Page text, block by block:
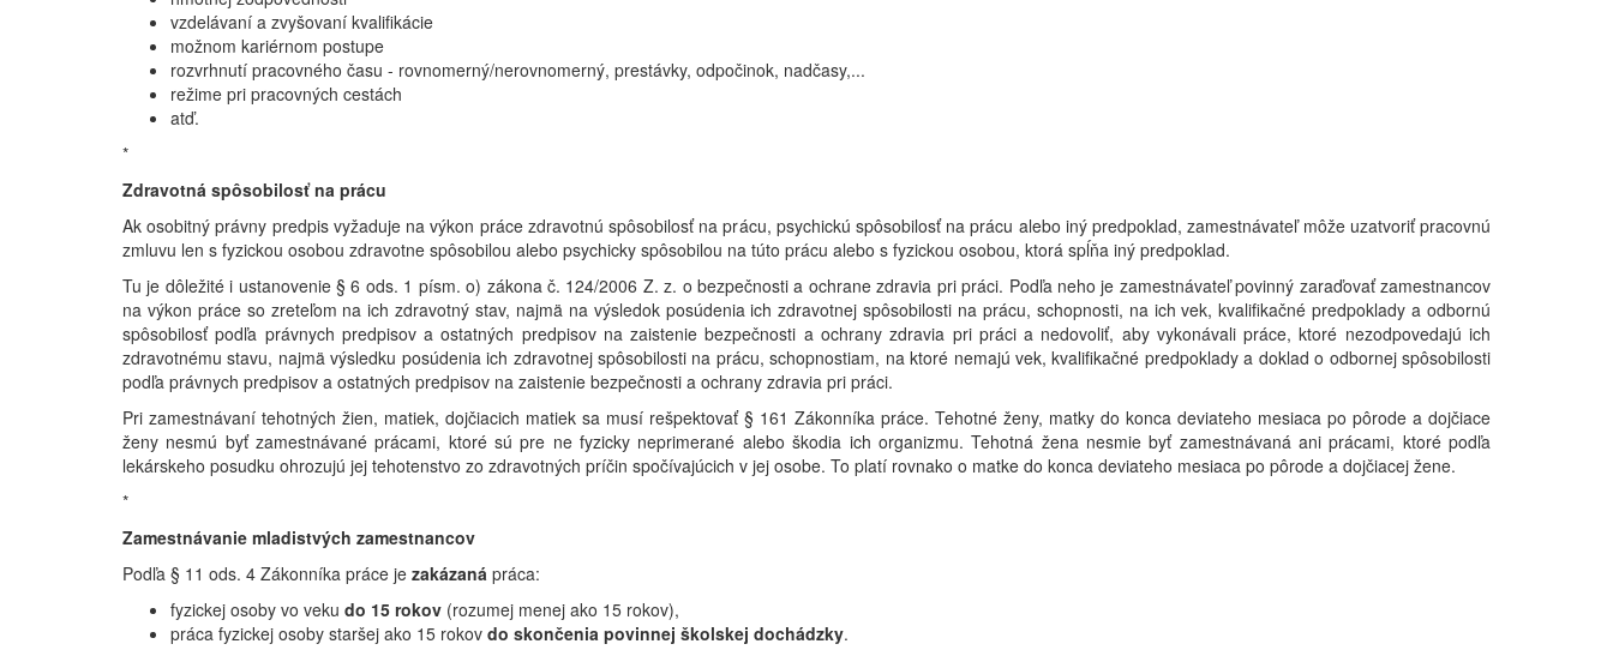
vzdelávaní a zvyšovaní kvalifikácie
možnom kariérnom postupe
rozvrhnutí pracovného času - rovnomerný/nerovnomerný, prestávky, odpočinok, nadčasy,...
režime pri pracovných cestách
atď.
*
Zdravotná spôsobilosť na prácu
Ak osobitný právny predpis vyžaduje na výkon práce zdravotnú spôsobilosť na prácu, psychickú spôsobilosť na prácu alebo iný predpoklad, zamestnávateľ môže uzatvoriť pracovnú
zmluvu len s fyzickou osobou zdravotne spôsobilou alebo psychicky spôsobilou na túto prácu alebo s fyzickou osobou, ktorá spĺňa iný predpoklad.
Tu je dôležité i ustanovenie § 6 ods. 1 písm. o) zákona č. 124/2006 Z. z. o bezpečnosti a ochrane zdravia pri práci. Podľa neho je zamestnávateľ povinný zaraďovať zamestnancov
na výkon práce so zreteľom na ich zdravotný stav, najmä na výsledok posúdenia ich zdravotnej spôsobilosti na prácu, schopnosti, na ich vek, kvalifikačné predpoklady a odbornú
spôsobilosť podľa právnych predpisov a ostatných predpisov na zaistenie bezpečnosti a ochrany zdravia pri práci a nedovoliť, aby vykonávali práce, ktoré nezodpovedajú ich
zdravotnému stavu, najmä výsledku posúdenia ich zdravotnej spôsobilosti na prácu, schopnostiam, na ktoré nemajú vek, kvalifikačné predpoklady a doklad o odbornej spôsobilosti
podľa právnych predpisov a ostatných predpisov na zaistenie bezpečnosti a ochrany zdravia pri práci.
Pri zamestnávaní tehotných žien, matiek, dojčiacich matiek sa musí rešpektovať § 161 Zákonníka práce. Tehotné ženy, matky do konca deviateho mesiaca po pôrode a dojčiace
ženy nesmú byť zamestnávané prácami, ktoré sú pre ne fyzicky neprimerané alebo škodia ich organizmu. Tehotná žena nesmie byť zamestnávaná ani prácami, ktoré podľa
lekárskeho posudku ohrozujú jej tehotenstvo zo zdravotných príčin spočívajúcich v jej osobe. To platí rovnako o matke do konca deviateho mesiaca po pôrode a dojčiacej žene.
*
Zamestnávanie mladistvých zamestnancov
Podľa § 11 ods. 4 Zákonníka práce je zakázaná práca:
fyzickej osoby vo veku do 15 rokov (rozumej menej ako 15 rokov),
práca fyzickej osoby staršej ako 15 rokov do skončenia povinnej školskej dochádzky.